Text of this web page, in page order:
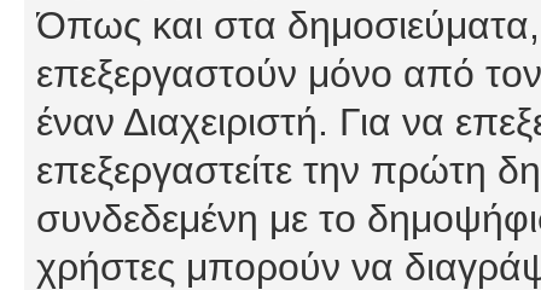
Όπως και στα
επεξεργαστούν μόνο από
έναν Διαχειριστή. Για να
επεξεργαστείτε την πρώτη
συνδεδεμένη με το
χρήστες μπορούν να